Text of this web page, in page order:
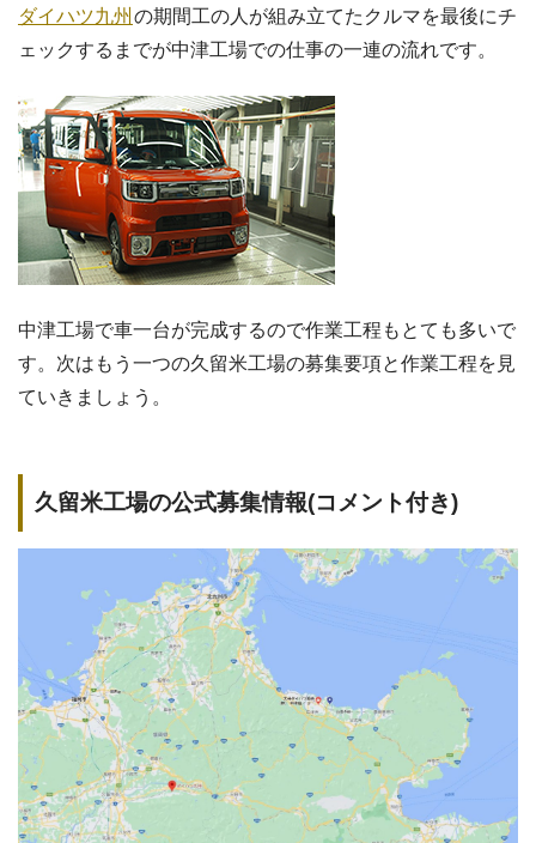
ダイハツ九州 の期間工の人が組み立てたクルマを最後にチ
ェックするまでが中津工場での仕事の一連の流れです。
中津工場で車一台が完成するので作業工程もとても多いで
す。次はもう一つの久留米工場の募集要項と作業工程を見
ていきましょう。
久留米工場の公式募集情報(コメント付き)